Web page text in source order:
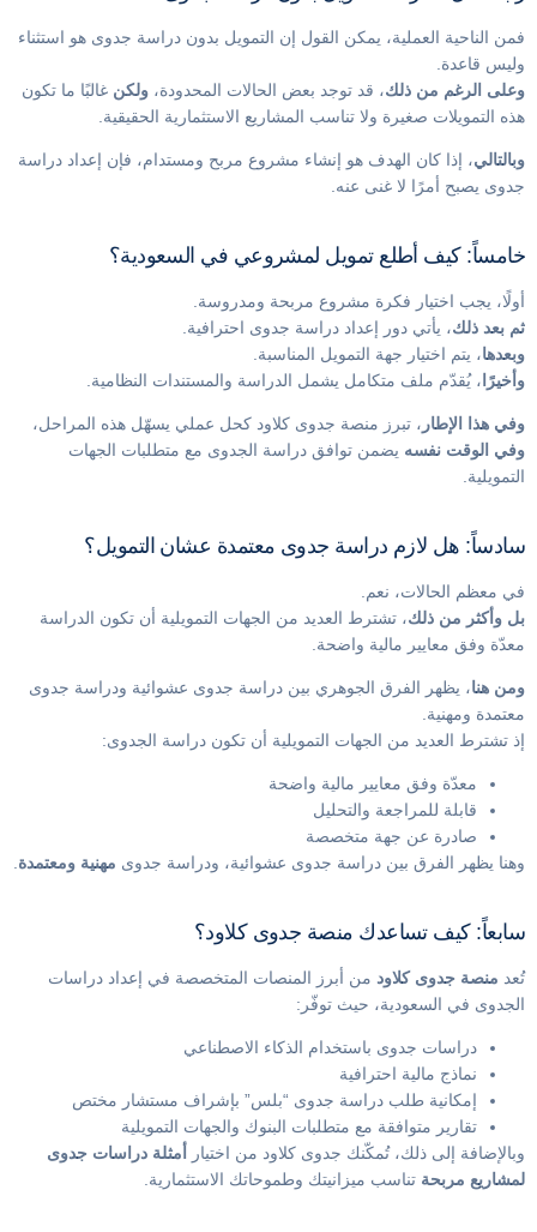
فمن الناحية العملية، يمكن القول إن التمويل بدون دراسة جدوى هو استثناء
وليس قاعدة.
وعلى الرغم من ذلك، قد توجد بعض الحالات المحدودة، ولكن غالبًا ما تكون
هذه التمويلات صغيرة ولا تناسب المشاريع الاستثمارية الحقيقية.
وبالتالي، إذا كان الهدف هو إنشاء مشروع مربح ومستدام، فإن إعداد دراسة
جدوى يصبح أمرًا لا غنى عنه.
خامساً: كيف أطلع تمويل لمشروعي في السعودية؟
أولًا، يجب اختيار فكرة مشروع مربحة ومدروسة.
ثم بعد ذلك، يأتي دور إعداد دراسة جدوى احترافية.
وبعدها، يتم اختيار جهة التمويل المناسبة.
وأخيرًا ، يُقدّم ملف متكامل يشمل الدراسة والمستندات النظامية.
وفي هذا الإطار ، تبرز منصة جدوى كلاود كحل عملي يسهّل هذه المراحل،
وفي الوقت نفسه يضمن توافق دراسة الجدوى مع متطلبات الجهات
التمويلية.
سادساً: هل لازم دراسة جدوى معتمدة عشان التمويل؟
في معظم الحالات، نعم.
بل وأكثر من ذلك، تشترط العديد من الجهات التمويلية أن تكون الدراسة
معدّة وفق معايير مالية واضحة.
ومن هنا، يظهر الفرق الجوهري بين دراسة جدوى عشوائية ودراسة جدوى
معتمدة ومهنية.
إذ تشترط العديد من الجهات التمويلية أن تكون دراسة الجدوى:
معدّة وفق معايير مالية واضحة
قابلة للمراجعة والتحليل
صادرة عن جهة متخصصة
وهنا يظهر الفرق بين دراسة جدوى عشوائية، ودراسة جدوى مهنية ومعتمدة.
سابعاً: كيف تساعدك منصة جدوى كلاود؟
تُعد منصة جدوى كلاود من أبرز المنصات المتخصصة في إعداد دراسات
الجدوى في السعودية، حيث توفّر:
دراسات جدوى باستخدام الذكاء الاصطناعي
نماذج مالية احترافية
إمكانية طلب دراسة جدوى “بلس” بإشراف مستشار مختص
تقارير متوافقة مع متطلبات البنوك والجهات التمويلية
وبالإضافة إلى ذلك، تُمكّنك جدوى كلاود من اختيار
أمثلة دراسات جدوى
لمشاريع مربحة تناسب ميزانيتك وطموحاتك الاستثمارية.